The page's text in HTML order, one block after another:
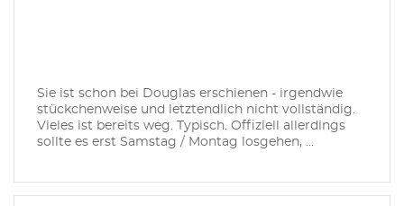
Sie ist schon bei Douglas erschienen - irgendwie
stückchenweise und letztendlich nicht vollständig.
Vieles ist bereits weg. Typisch. Offiziell allerdings
sollte es erst Samstag / Montag losgehen, ...